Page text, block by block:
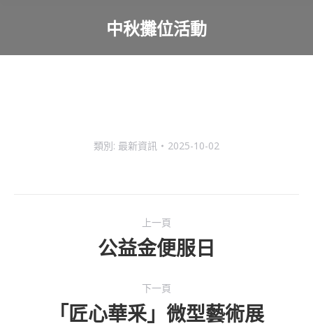
中秋攤位活動
You are here:
類別: 最新資訊 2025-10-02
navigation
上一頁
Previous
公益金便服日
下一頁
下
「匠心華釆」微型藝術展